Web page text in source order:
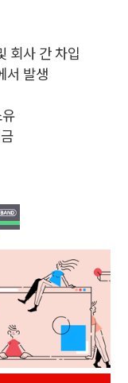
회사 간 차입
서 발생